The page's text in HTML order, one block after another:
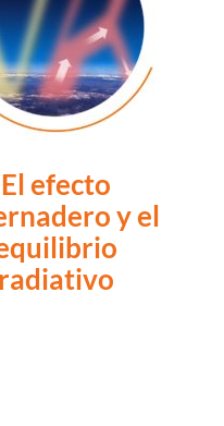
El efecto
y el
radiativo